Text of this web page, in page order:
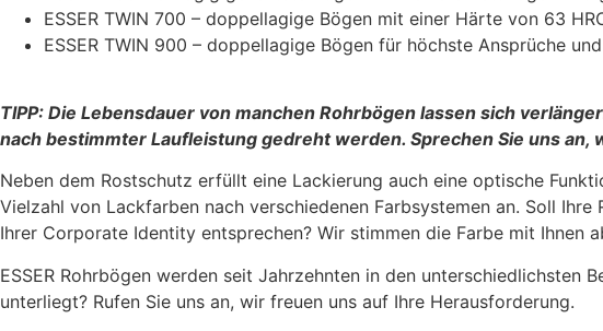
ESSER TWIN 700 – doppellagige Bögen mit einer Härte von 63
ESSER TWIN 900 – doppellagige Bögen für höchste Ansprüche
TIPP: Die Lebensdauer von manchen Rohrbögen lassen sich
nach bestimmter Laufleistung gedreht werden. Sprechen Sie uns an,
Neben dem Rostschutz erfüllt eine Lackierung auch eine optische
Vielzahl von Lackfarben nach verschiedenen Farbsystemen an. Soll
Ihrer Corporate Identity entsprechen? Wir stimmen die Farbe mit Ihnen
ESSER Rohrbögen werden seit Jahrzehnten in den unterschiedlichsten
unterliegt? Rufen Sie uns an, wir freuen uns auf Ihre Herausforderung.